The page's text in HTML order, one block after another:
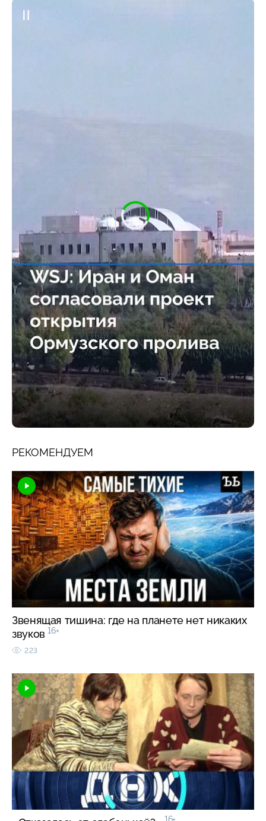
РЕКОМЕНДУЕМ
Звенящая тишина: где на планете нет никаких
звуков 16+
223